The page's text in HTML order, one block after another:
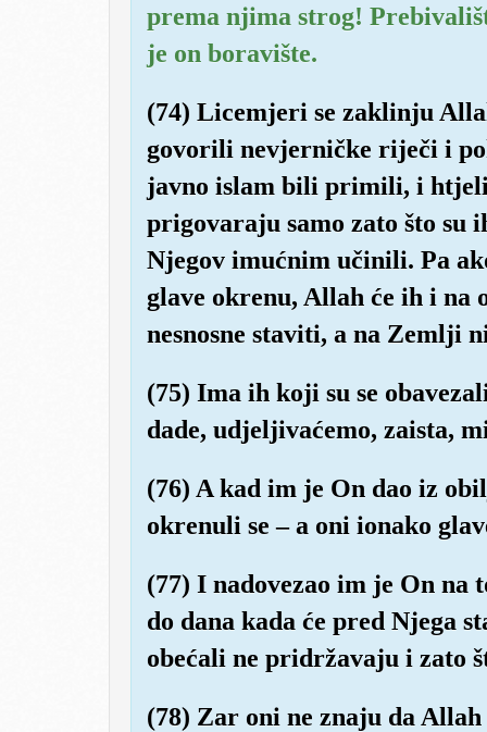
prema njima strog!
je on boravište.
(74) Licemjeri se zaklinju
govorili nevjerničke riječi i
javno islam bili primili, i
prigovaraju samo zato što su
Njegov imućnim učinili. Pa
glave okrenu, Allah će ih i na
nesnosne staviti, a na Zemlji
(75) Ima ih koji su se
dade, udjeljivaćemo, zaista,
(76) A kad im je On dao iz
okrenuli se – a oni ionako
(77) I nadovezao im je On
do dana kada će pred Njega
obećali ne pridržavaju i zato
(78) Zar oni ne znaju da